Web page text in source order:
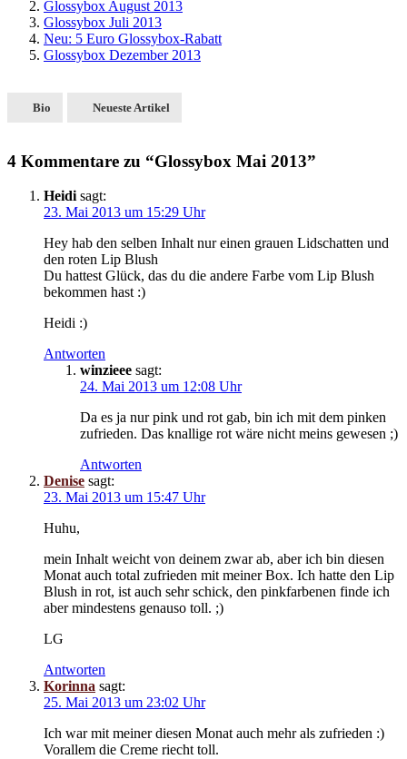
Glossybox August 2013
Glossybox Juli 2013
Neu: 5 Euro Glossybox-Rabatt
Glossybox Dezember 2013
Bio Neueste Artikel
4 Kommentare zu “Glossybox Mai 2013”
Heidi sagt:
23. Mai 2013 um 15:29 Uhr
Hey hab den selben Inhalt nur einen grauen Lidschatten und
den roten Lip Blush
Du hattest Glück, das du die andere Farbe vom Lip Blush
bekommen hast :)
Heidi :)
Antworten
winzieee sagt:
24. Mai 2013 um 12:08 Uhr
Da es ja nur pink und rot gab, bin ich mit dem pinken
zufrieden. Das knallige rot wäre nicht meins gewesen ;)
Antworten
Denise sagt:
23. Mai 2013 um 15:47 Uhr
Huhu,
mein Inhalt weicht von deinem zwar ab, aber ich bin diesen
Monat auch total zufrieden mit meiner Box. Ich hatte den Lip
Blush in rot, ist auch sehr schick, den pinkfarbenen finde ich
aber mindestens genauso toll. ;)
LG
Antworten
Korinna sagt:
25. Mai 2013 um 23:02 Uhr
Ich war mit meiner diesen Monat auch mehr als zufrieden :)
Vorallem die Creme riecht toll.